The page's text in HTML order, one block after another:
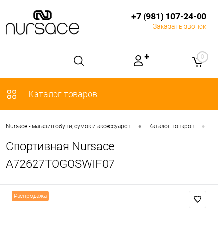
+7 (981) 107-24-00
Заказать звонок
✚ 0
Каталог товаров
Nursace - магазин обуви, сумок и аксессуаров • Каталог товаров •
Спортивная Nursace
A72627TOGOSWIF07
Распродажа